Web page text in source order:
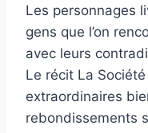
Les personnages
gens que l’on
avec leurs
Le récit La
extraordinaires
rebondissements